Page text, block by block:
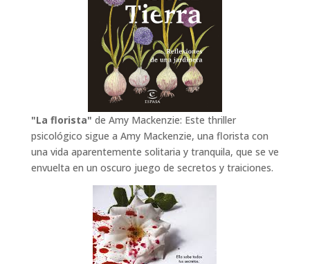
"La florista" de Amy Mackenzie: Este thriller
psicológico sigue a Amy Mackenzie, una florista con
una vida aparentemente solitaria y tranquila, que se ve
envuelta en un oscuro juego de secretos y traiciones.